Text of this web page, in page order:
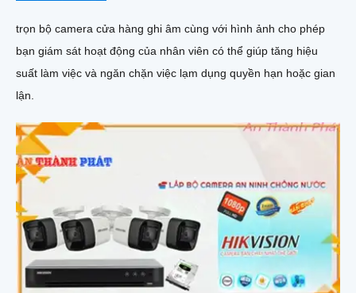
trọn bộ camera cửa hàng ghi âm cùng với hình ảnh cho phép
bạn giám sát hoạt động của nhân viên có thể giúp tăng hiệu
suất làm việc và ngăn chặn việc lạm dụng quyền hạn hoặc gian
lận.